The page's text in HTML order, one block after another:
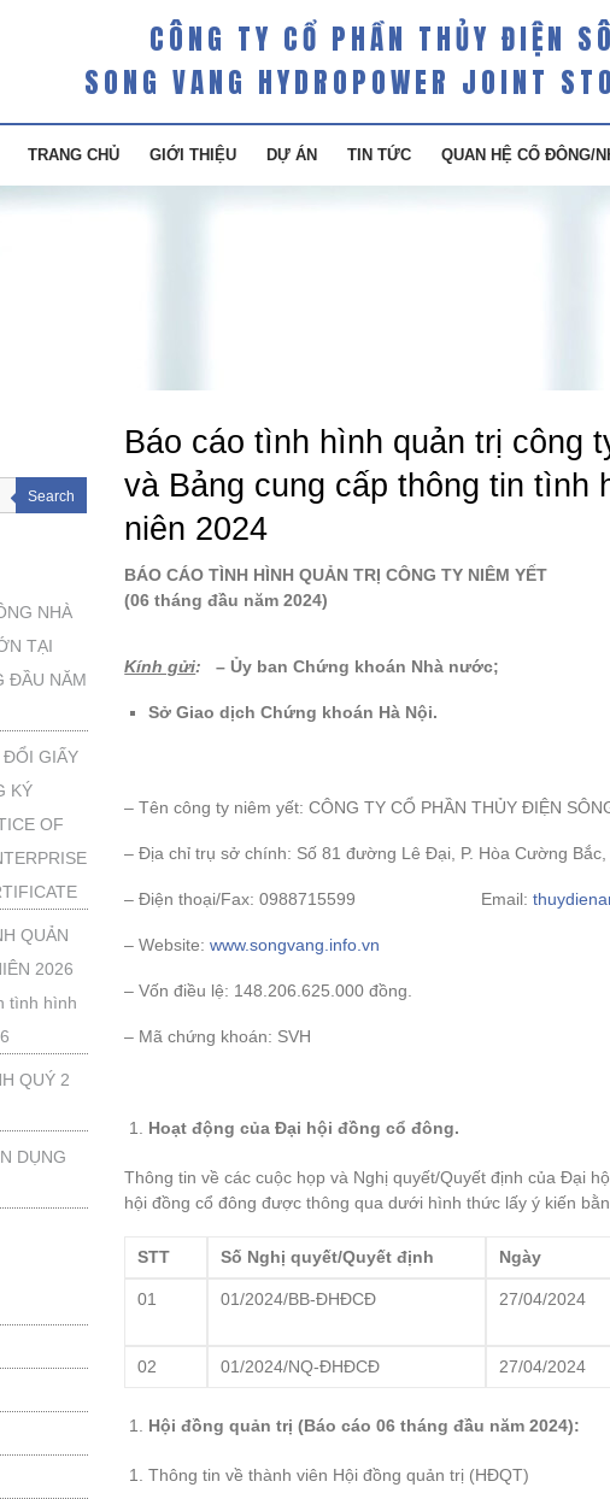
CÔNG TY CỔ PHẦN THỦY ĐIỆN
SONG VANG HYDROPOWER JOINT
TRANG CHỦ GIỚI THIỆU DỰ ÁN TIN TỨC QUAN HỆ CỔ ĐÔNG/
Báo cáo tình hình quản trị công
và Bảng cung cấp thông tin tình
niên 2024
BÁO CÁO TÌNH HÌNH QUẢN TRỊ CÔNG TY NIÊM YẾT
(06 tháng đầu năm 2024)
Kính gửi: – Ủy ban Chứng khoán Nhà nước;
Sở Giao dịch Chứng khoán Hà Nội.
– Tên công ty niêm yết: CÔNG TY CỔ PHẦN THỦY ĐIỆN
– Địa chỉ trụ sở chính: Số 81 đường Lê Đại, P. Hòa Cường Bắc,
– Điện thoại/Fax: 0988715599 Email:
– Website:www.songvang.info.vn
– Vốn điều lệ: 148.206.625.000 đồng.
– Mã chứng khoán: SVH
Hoạt động của Đại hội đồng cổ đông.
Thông tin về các cuộc họp và Nghị quyết/Quyết định của Đại
hội đồng cổ đông được thông qua dưới hình thức lấy ý kiến
STT Số Nghị quyết/Quyết định Ngày
01 01/2024/BB-ĐHĐCĐ 27/04/2024
02 01/2024/NQ-ĐHĐCĐ 27/04/2024
Hội đồng quản trị (Báo cáo06 tháng đầu năm 2024):
Thông tin về thành viên Hội đồng quản trị (HĐQT)
Search
NHÀ
TẠI
ĐẦU NĂM
ĐỔI GIẤY
KÝ
OF
QUẢN
2026
tình hình
QUÝ 2
DỤNG